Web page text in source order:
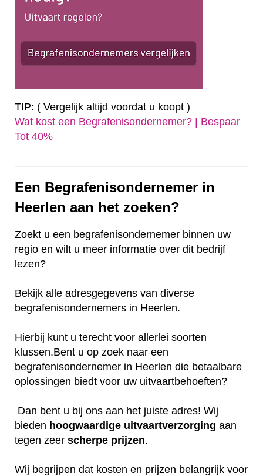
TIP: ( Vergelijk altijd voordat u koopt )
Wat kost een Begrafenisondernemer? | Bespaar
Tot 40%‎
Een Begrafenisondernemer in
Heerlen aan het zoeken?
Zoekt u een begrafenisondernemer binnen uw
regio en wilt u meer informatie over dit bedrijf
lezen?
Bekijk alle adresgegevens van diverse
begrafenisondernemers in Heerlen.
Hierbij kunt u terecht voor allerlei soorten
klussen.Bent u op zoek naar een
begrafenisondernemer in Heerlen die betaalbare
oplossingen biedt voor uw uitvaartbehoeften?
Dan bent u bij ons aan het juiste adres! Wij
bieden hoogwaardige uitvaartverzorging aan
tegen zeer scherpe prijzen.
Wij begrijpen dat kosten en prijzen belangrijk voor